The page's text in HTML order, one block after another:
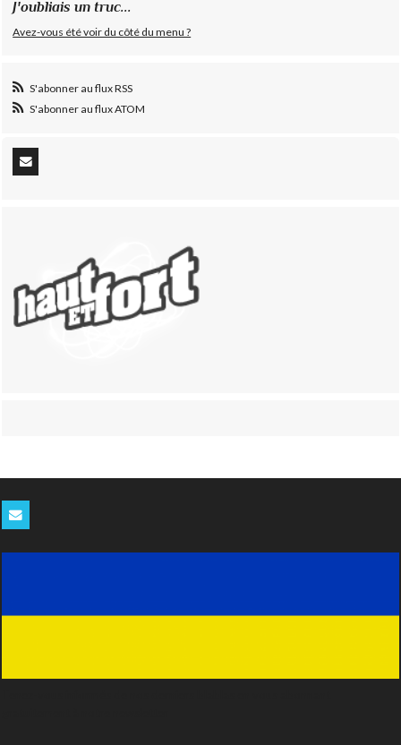
J'oubliais un truc...
Avez-vous été voir du côté du menu ?
S'abonner au flux RSS
S'abonner au flux ATOM